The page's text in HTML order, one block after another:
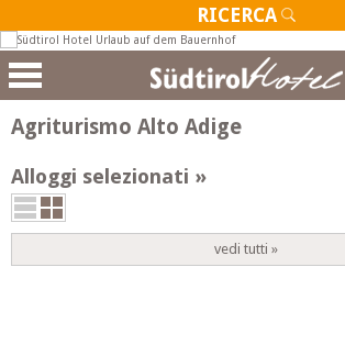
RICERCA
Agriturismo Alto Adige
Alloggi selezionati
vedi tutti »